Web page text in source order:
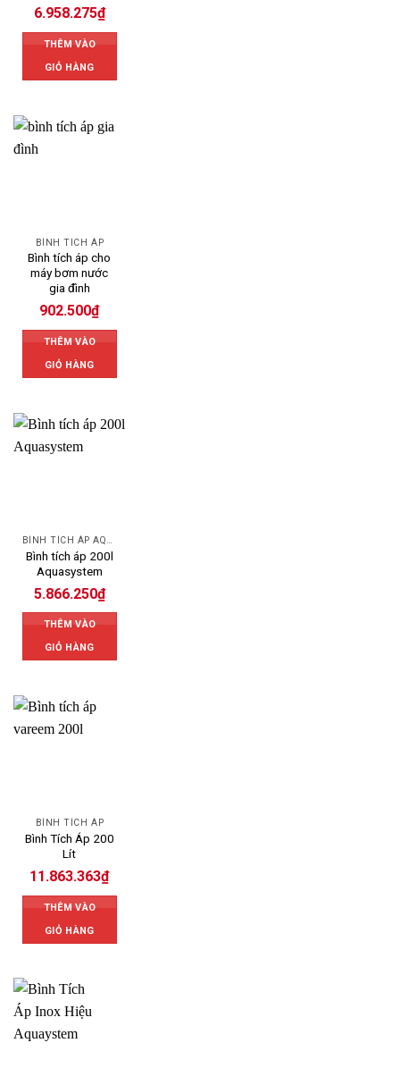
6.958.275₫
THÊM VÀO
GIỎ HÀNG
BÌNH TÍCH ÁP
Bình tích áp cho
máy bơm nước
gia đình
902.500₫
THÊM VÀO
GIỎ HÀNG
Bình tích áp 200l
Aquasystem
5.866.250₫
THÊM VÀO
GIỎ HÀNG
BÌNH TÍCH ÁP
Bình Tích Áp 200
Lít
11.863.363₫
THÊM VÀO
GIỎ HÀNG